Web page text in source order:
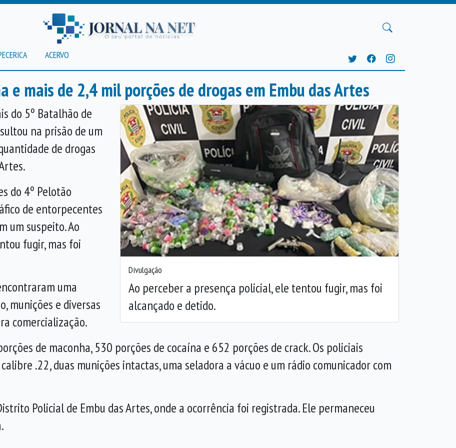
ACERVO
e mais de 2,4 mil porções de drogas em Embu das Artes
Divulgação
Ao perceber a presença policial, ele tentou fugir, mas foi
alcançado e detido.
Anterior Próxima
do 5º Batalhão de
na prisão de um
de drogas
do 4º Pelotão
de entorpecentes
um suspeito. Ao
fugir, mas foi
uma
munições e diversas
comercialização.
de maconha, 530 porções de cocaína e 652 porções de crack. Os policiais
.22, duas munições intactas, uma seladora a vácuo e um rádio comunicador com
Policial de Embu das Artes, onde a ocorrência foi registrada. Ele permaneceu